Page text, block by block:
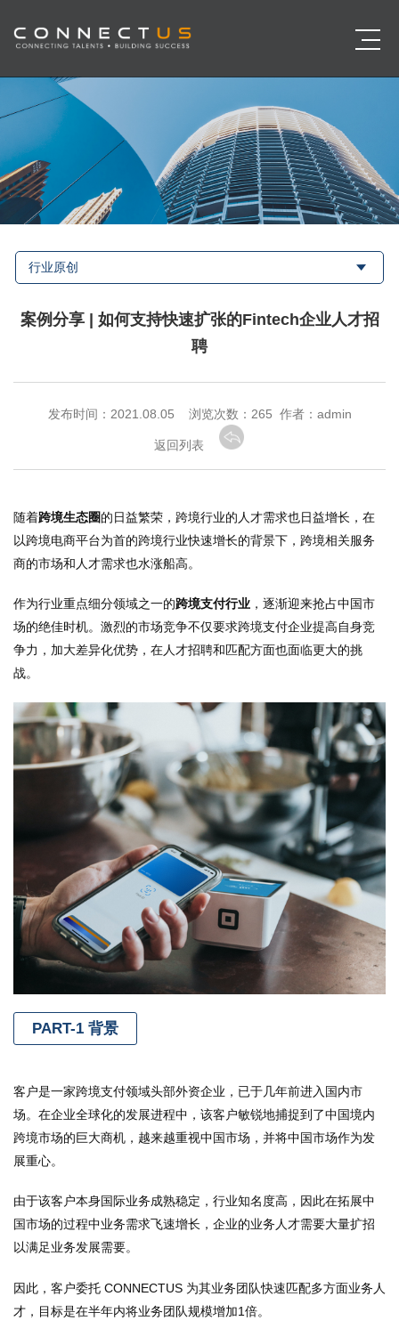
行业原创
案例分享 | 如何支持快速扩张的Fintech企业人才招
聘
发布时间：2021.08.05 浏览次数： 265 作者：admin
返回列表
随着跨境生态圈的日益繁荣，跨境行业的人才需求也日益增长，在
以跨境电商平台为首的跨境行业快速增长的背景下，跨境相关服务
商的市场和人才需求也水涨船高。
作为行业重点细分领域之一的跨境支付行业 ，逐渐迎来抢占中国市
场的绝佳时机。激烈的市场竞争不仅要求跨境支付企业提高自身竞
争力，加大差异化优势，在人才招聘和匹配方面也面临更大的挑
战。
PART-1 背景
客户是一家跨境支付领域头部外资企业，已于几年前进入国内市
场。在企业全球化的发展进程中，该客户敏锐地捕捉到了中国境内
跨境市场的巨大商机，越来越重视中国市场，并将中国市场作为发
展重心。
由于该客户本身国际业务成熟稳定，行业知名度高，因此在拓展中
国市场的过程中业务需求飞速增长，企业的业务人才需要大量扩招
以满足业务发展需要。
因此，客户委托 CONNECTUS 为其业务团队快速匹配多方面业务人
才，目标是在半年内将业务团队规模增加1倍。